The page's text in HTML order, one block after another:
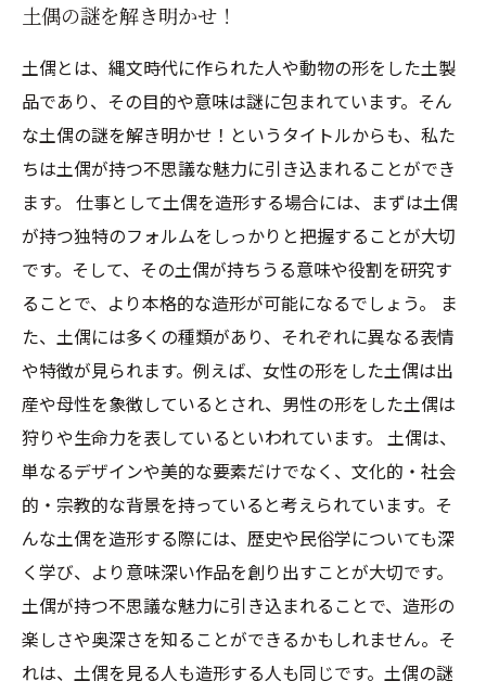
土偶の謎を解き明かせ！
土偶とは、縄文時代に作られた人や動物の形をした土製
品であり、その目的や意味は謎に包まれています。そん
な土偶の謎を解き明かせ！というタイトルからも、私た
ちは土偶が持つ不思議な魅力に引き込まれることができ
ます。 仕事として土偶を造形する場合には、まずは土偶
が持つ独特のフォルムをしっかりと把握することが大切
です。そして、その土偶が持ちうる意味や役割を研究す
ることで、より本格的な造形が可能になるでしょう。 ま
た、土偶には多くの種類があり、それぞれに異なる表情
や特徴が見られます。例えば、女性の形をした土偶は出
産や母性を象徴しているとされ、男性の形をした土偶は
狩りや生命力を表しているといわれています。 土偶は、
単なるデザインや美的な要素だけでなく、文化的・社会
的・宗教的な背景を持っていると考えられています。そ
んな土偶を造形する際には、歴史や民俗学についても深
く学び、より意味深い作品を創り出すことが大切です。
土偶が持つ不思議な魅力に引き込まれることで、造形の
楽しさや奥深さを知ることができるかもしれません。そ
れは、土偶を見る人も造形する人も同じです。土偶の謎